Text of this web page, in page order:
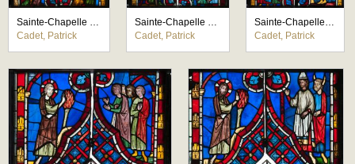
Sainte-Chapelle de Paris, chapelle haute, cinq panneaux figurés de la baie N (6e fenêtre nord, L'Exode)
Cadet, Patrick
Sainte-Chapelle de Paris, chapelle haute, cinq panneaux figurés de la baie N (6e fenêtre nord, L'Exode)
Cadet, Patrick
Sainte-Chapelle de Paris, chapelle haute, cinq panneaux figurés de la baie N (6e fenêtre nord, L'Exode)
Cadet, Patrick